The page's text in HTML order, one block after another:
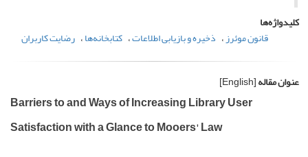
کلیدواژه‌ها
قانون موئرز ذخیره و بازیابی اطلاعات کتابخانه‌ها رضایت کاربران
عنوان مقاله[English]
Barriers to and Ways of Increasing Library User
Satisfaction with a Glance to Mooers' Law